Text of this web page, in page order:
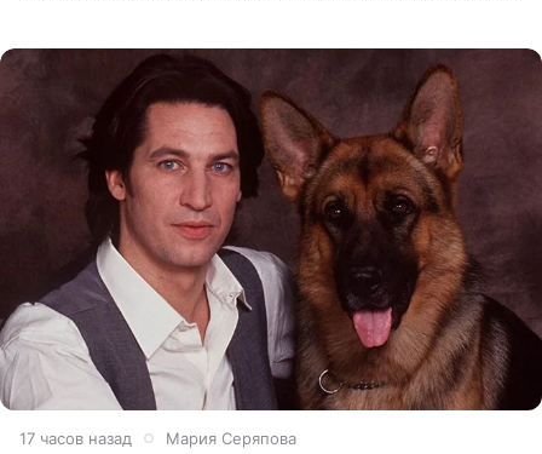
17 часов назад Мария Серяпова